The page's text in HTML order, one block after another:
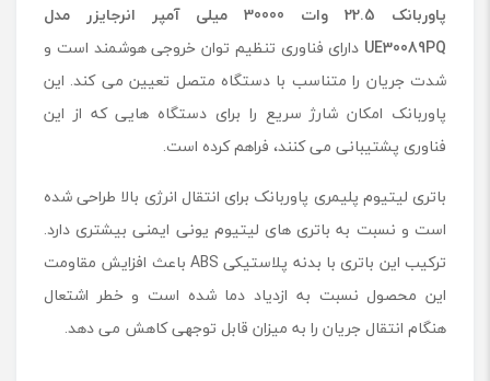
پاوربانک 22.5 وات 30000 میلی آمپر انرجایزر مدل
UE30089PQ ‌ دارای فناوری تنظیم توان خروجی هوشمند است و
شدت جریان را متناسب با دستگاه متصل تعیین می کند. این
پاوربانک امکان شارژ سریع را برای دستگاه هایی که از این
فناوری پشتیبانی می کنند، فراهم کرده است.
باتری لیتیوم پلیمری پاوربانک برای انتقال انرژی بالا طراحی شده
است و نسبت به باتری های لیتیوم یونی ایمنی بیشتری دارد.
ترکیب این باتری با بدنه پلاستیکی ABS باعث افزایش مقاومت
این محصول نسبت به ازدیاد دما شده است و خطر اشتعال
هنگام انتقال جریان را به میزان قابل توجهی کاهش می دهد.